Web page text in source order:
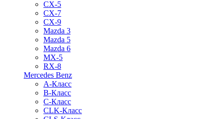
CX-5
CX-7
CX-9
Mazda 3
Mazda 5
Mazda 6
MX-5
RX-8
Mercedes Benz
A-Класс
B-Класс
C-Класс
CLK-Класс